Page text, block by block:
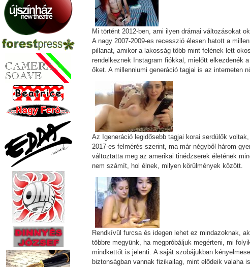
Mi történt 2012-ben, ami ilyen drámai változásokat
A nagy 2007-2009-es recesszió élesen hatott a
pillanat, amikor a lakosság több mint felének lett
rendelkeznek Instagram fiókkal, mielőtt elkezdenék
őket. A millenniumi generáció tagjai is az interneten
Az Igeneráció legidősebb tagjai korai serdülők
2017-es felmérés szerint, ma már négyből három
változtatta meg az amerikai tinédzserek életének
nem számít, hol élnek, milyen körülmények között.
Rendkívül furcsa és idegen lehet ez mindazoknak,
többre megyünk, ha megpróbáljuk megérteni, mi
mindkettőt is jelenti. A saját szobájukban
biztonságban vannak fizikailag, mint elődeik